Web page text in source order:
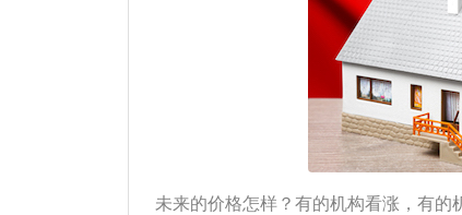
未来的价格怎样？有的机构看涨，有